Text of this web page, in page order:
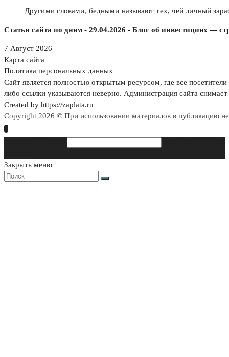
Другими словами, бедными называют тех, чей личный
Статьи сайта по дням - 29.04.2026 - Блог об инвестициях —
7 Август 2026
Карта сайта
Политика персональных данных
Сайт является полностью открытым ресурсом, где все
либо ссылки указываются неверно. Администрация сайта
Created by https://zaplata.ru
Copyright 2026 © При использовании материалов в публикацию
Закрыть меню